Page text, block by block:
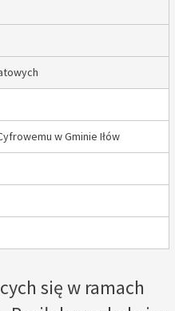
w Gminie Iłów
się w ramach